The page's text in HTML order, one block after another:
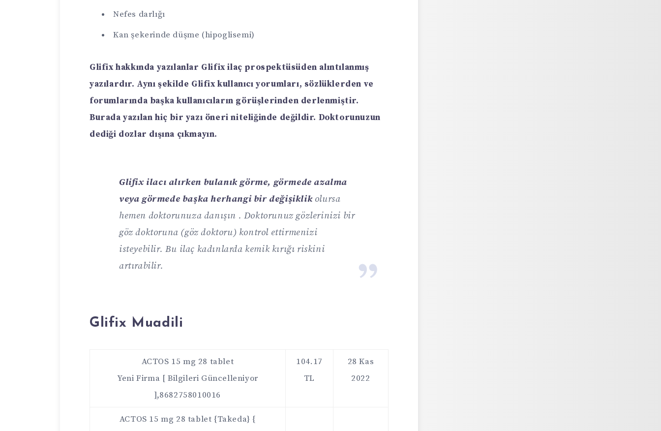
Nefes darlığı
Kan şekerinde düşme (hipoglisemi)
Glifix hakkında yazılanlar Glifixilaç prospektüsüden alıntılanmış
yazılardır. Aynı şekilde Glifixkullanıcı yorumları, sözlüklerden ve
forumlarında başka kullanıcıların görüşlerinden derlenmiştir.
Burada yazılan hiç bir yazı öneri niteliğinde değildir. Doktorunuzun
dediği dozlar dışına çıkmayın.
Glifix ilacı alırken bulanık görme, görmede azalma
veya görmede başka herhangi bir değişiklikolursa
hemen doktorunuza danışın . Doktorunuz gözlerinizi bir
göz doktoruna (göz doktoru) kontrol ettirmenizi
isteyebilir. Bu ilaç kadınlarda kemik kırığı riskini
artırabilir.
Glifix Muadili
ACTOS 15 mg 28 tablet
Yeni Firma [ Bilgileri Güncelleniyor
],8682758010016
104.17
TL
28 Kas
2022
ACTOS 15 mg 28 tablet {Takeda} {